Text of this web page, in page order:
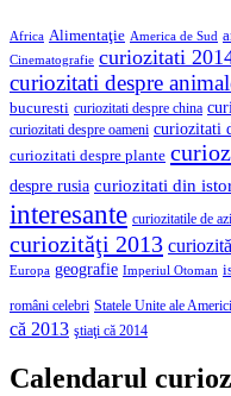
Africa Alimentaţie America de Sud
Cinematografie curiozitati
curiozitati despre
bucuresti curiozitati despre china
curiozitati despre oameni curiozitati
curiozitati despre plante
despre rusia curiozitati din
interesante curiozitatile de azi
curiozităţi 2013
Europa geografie Imperiul Otoman
români celebri Statele Unite ale
că 2013 ştiaţi că 2014
Calendarul